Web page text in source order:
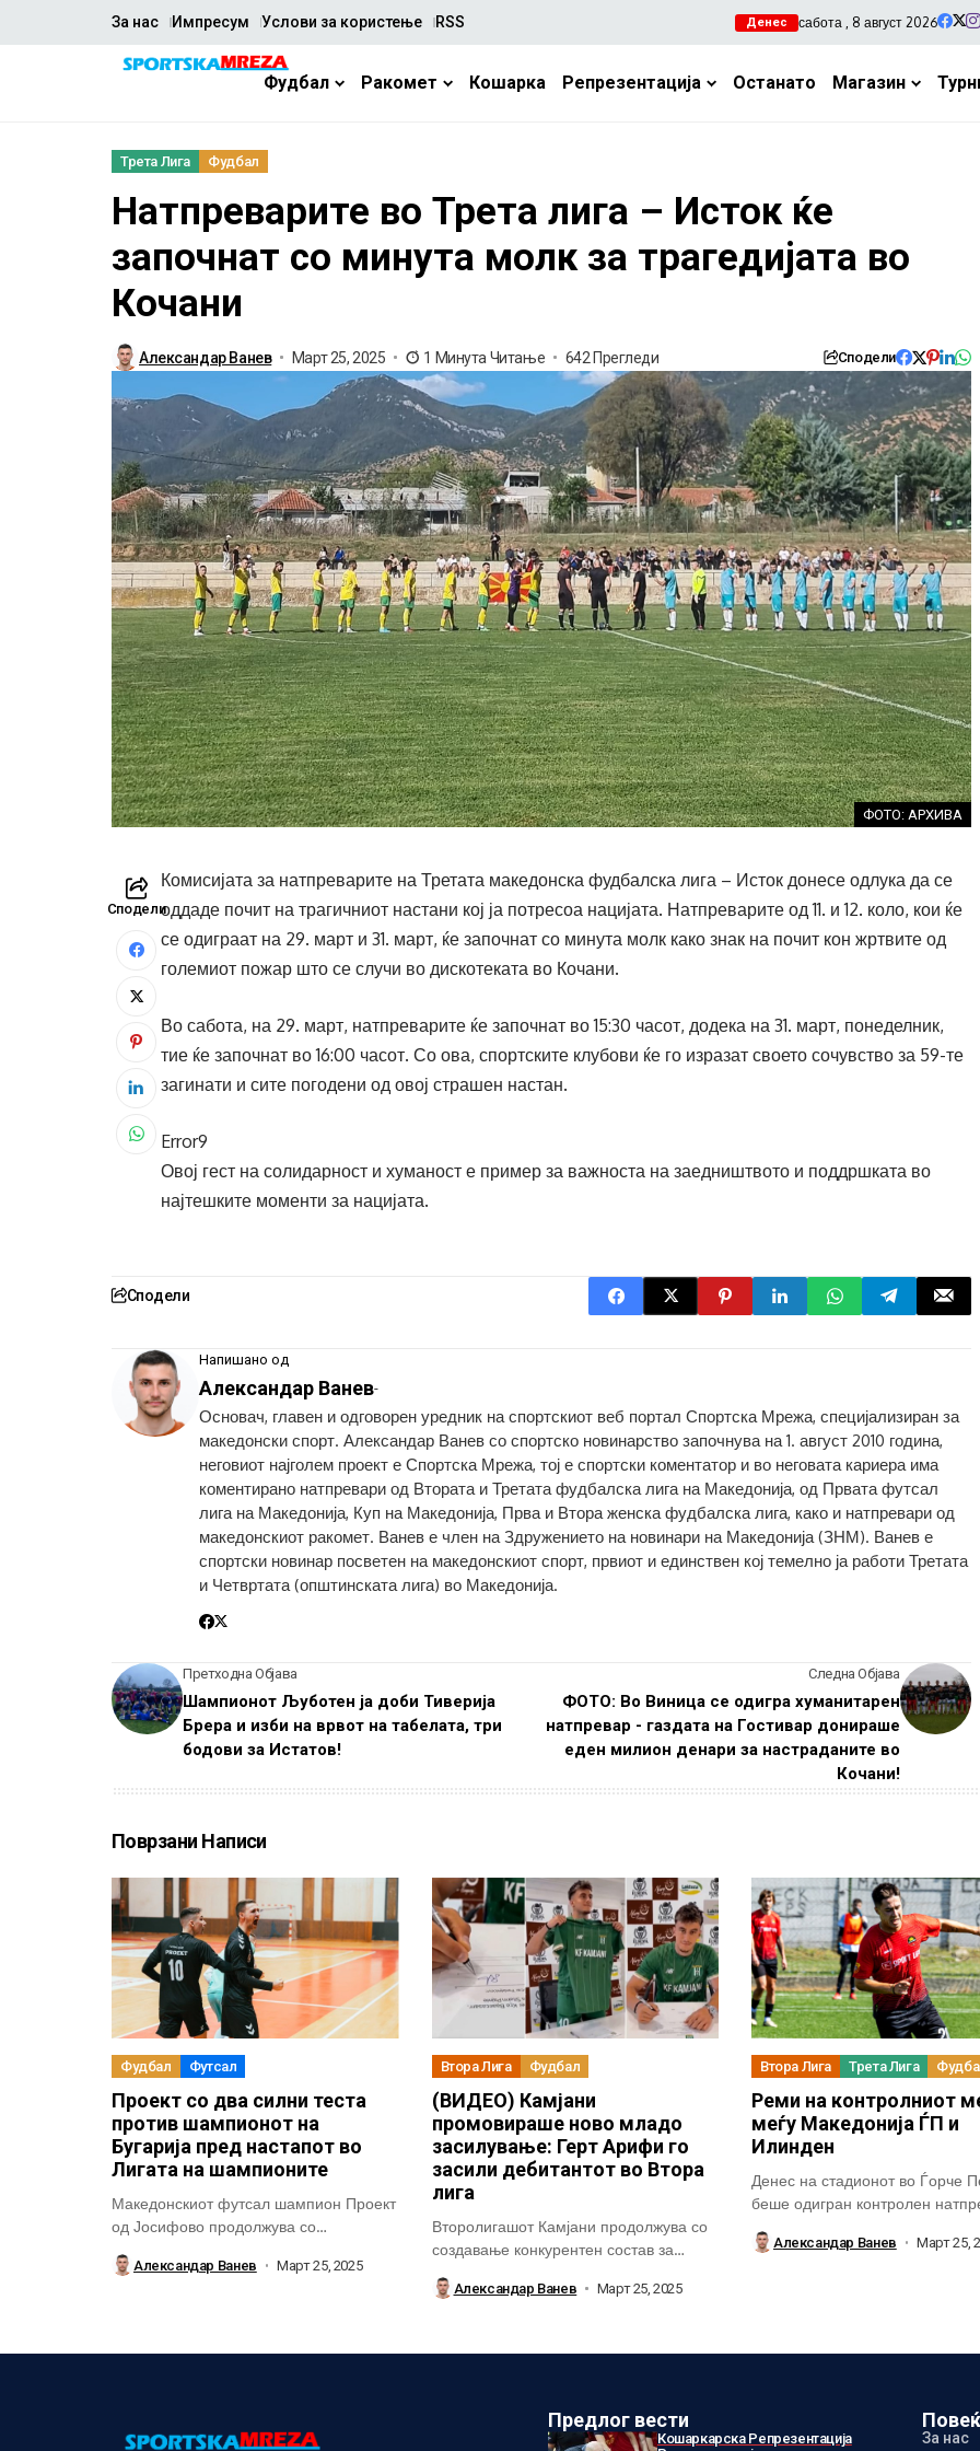
За нас Импресум Услови за користење RSS Денес сабота , 8 август 2026
Фудбал Ракомет Кошарка Репрезентација Останато Магазин
Трета Лига Фудбал
Натпреварите во Трета лига – Исток ќе
започнат со минута молк за трагедијата во
Кочани
Александар Ванев Март 25, 2025 1 Минута Читање 642 Прегледи Сподели
ФОТО: АРХИВА
Сподели
Комисијата за натпреварите на Третата македонска фудбалска лига – Исток донесе одлука да се
оддаде почит на трагичниот настани кој ја потресоа нацијата. Натпреварите од 11. и 12. коло, кои ќе
се одиграат на 29. март и 31. март, ќе започнат со минута молк како знак на почит кон жртвите од
големиот пожар што се случи во дискотеката во Кочани.
Во сабота, на 29. март, натпреварите ќе започнат во 15:30 часот, додека на 31. март, понеделник,
тие ќе започнат во 16:00 часот. Со ова, спортските клубови ќе го изразат своето сочувство за 59-те
загинати и сите погодени од овој страшен настан.
Error9
Овој гест на солидарност и хуманост е пример за важноста на заедништвото и поддршката во
најтешките моменти за нацијата.
Сподели
Напишано од
Александар Ванев-
Основач, главен и одговорен уредник на спортскиот веб портал Спортска Мрежа, специјализиран за
македонски спорт. Александар Ванев со спортско новинарство започнува на 1. август 2010 година,
неговиот најголем проект е Спортска Мрежа, тој е спортски коментатор и во неговата кариера има
коментирано натпревари од Втората и Третата фудбалска лига на Македонија, од Првата футсал
лига на Македонија, Куп на Македонија, Прва и Втора женска фудбалска лига, како и натпревари од
македонскиот ракомет. Ванев е член на Здружението на новинари на Македонија (ЗНМ). Ванев е
спортски новинар посветен на македонскиот спорт, првиот и единствен кој темелно ја работи Третата
и Четвртата (општинската лига) во Македонија.
Претходна Објава
Шампионот Љуботен ја доби Тиверија
Брера и изби на врвот на табелата, три
бодови за Истатов!
Следна Објава
ФОТО: Во Виница се одигра хуманитарен
натпревар - газдата на Гостивар донираше
еден милион денари за настраданите во
Кочани!
Поврзани Написи
Фудбал Футсал
Проект со два силни теста
против шампионот на
Бугарија пред настапот во
Лигата на шампионите
Македонскиот футсал шампион Проект
од Јосифово продолжува со
Александар Ванев Март 25, 2025
Втора Лига Фудбал
(ВИДЕО) Камјани
промовираше ново младо
засилување: Герт Арифи го
засили дебитантот во Втора
лига
Второлигашот Камјани продолжува со
создавање конкурентен состав за
Александар Ванев Март 25, 2025
Втора Лига Трета Лига
Реми на контролниот
меѓу Македонија ЃП и
Илинден
Денес на стадионот во Ѓорче
беше одигран контролен
Александар Ванев Март 25,
Предлог вести
Кошаркарска Репрезентација
За нас